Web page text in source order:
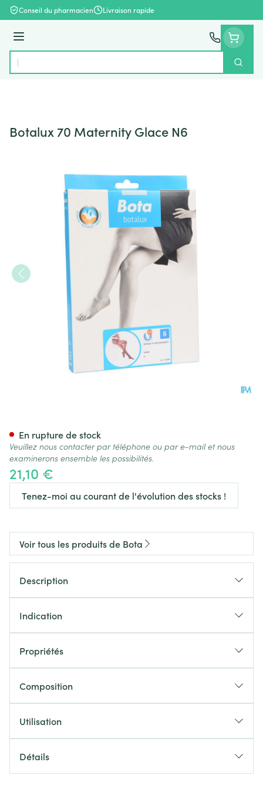
Aller au contenu
Conseil du pharmacien Livraison rapide
Menu
Rechercher
Botalux 70 Maternity Glace N6
21,10 €
Tenez-moi au courant de l'évolution des stocks !
En rupture de stock
Veuillez nous contacter par téléphone ou par e-mail et nous
examinerons ensemble les possibilités.
Voir tous les produits de Bota
Description
Indication
Propriétés
Composition
Utilisation
Détails